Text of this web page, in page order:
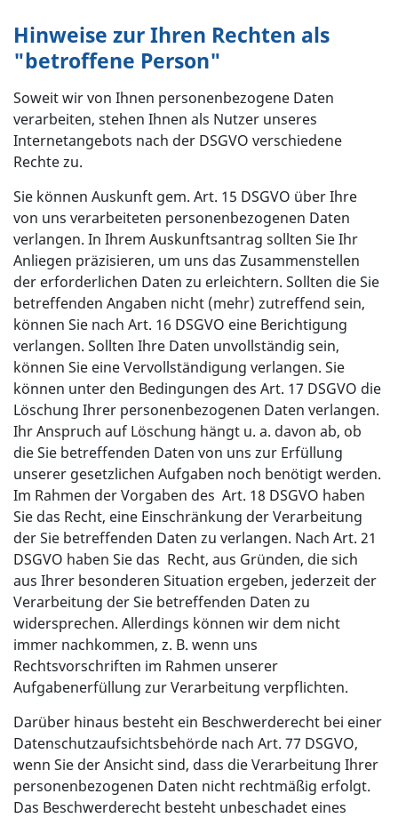
Hinweise zur Ihren Rechten als
"betroffene Person"
Soweit wir von Ihnen personenbezogene Daten
verarbeiten, stehen Ihnen als Nutzer unseres
Internetangebots nach der DSGVO verschiedene
Rechte zu.
Sie können Auskunft gem. Art. 15 DSGVO über Ihre
von uns verarbeiteten personenbezogenen Daten
verlangen. In Ihrem Auskunftsantrag sollten Sie Ihr
Anliegen präzisieren, um uns das Zusammenstellen
der erforderlichen Daten zu erleichtern. Sollten die Sie
betreffenden Angaben nicht (mehr) zutreffend sein,
können Sie nach Art. 16 DSGVO eine Berichtigung
verlangen. Sollten Ihre Daten unvollständig sein,
können Sie eine Vervollständigung verlangen. Sie
können unter den Bedingungen des Art. 17 DSGVO die
Löschung Ihrer personenbezogenen Daten verlangen.
Ihr Anspruch auf Löschung hängt u. a. davon ab, ob
die Sie betreffenden Daten von uns zur Erfüllung
unserer gesetzlichen Aufgaben noch benötigt werden.
Im Rahmen der Vorgaben des Art. 18 DSGVO haben
Sie das Recht, eine Einschränkung der Verarbeitung
der Sie betreffenden Daten zu verlangen. Nach Art. 21
DSGVO haben Sie das Recht, aus Gründen, die sich
aus Ihrer besonderen Situation ergeben, jederzeit der
Verarbeitung der Sie betreffenden Daten zu
widersprechen. Allerdings können wir dem nicht
immer nachkommen, z. B. wenn uns
Rechtsvorschriften im Rahmen unserer
Aufgabenerfüllung zur Verarbeitung verpflichten.
Darüber hinaus besteht ein Beschwerderecht bei einer
Datenschutzaufsichtsbehörde nach Art. 77 DSGVO,
wenn Sie der Ansicht sind, dass die Verarbeitung Ihrer
personenbezogenen Daten nicht rechtmäßig erfolgt.
Das Beschwerderecht besteht unbeschadet eines